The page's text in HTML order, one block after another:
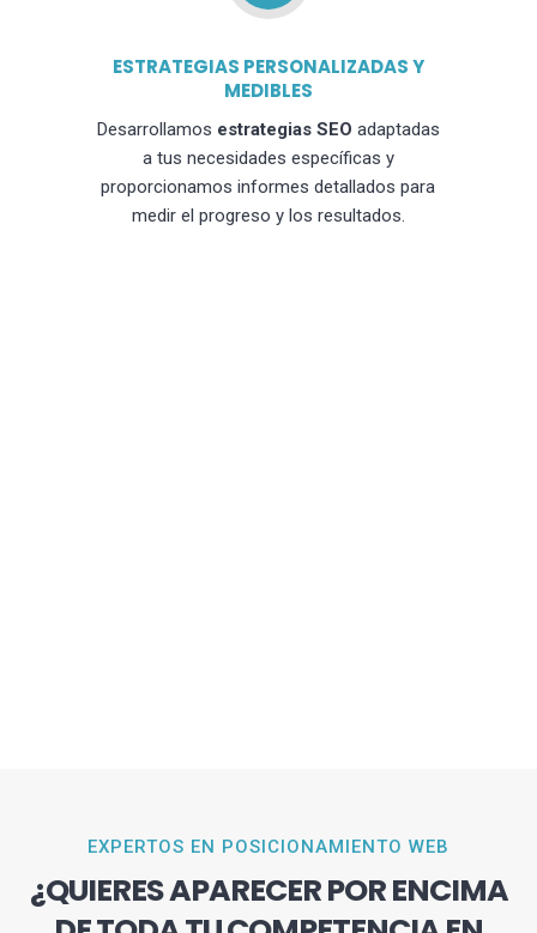
ESTRATEGIAS PERSONALIZADAS Y
MEDIBLES
Desarrollamos estrategias SEO adaptadas
a tus necesidades específicas y
proporcionamos informes detallados para
medir el progreso y los resultados.
EXPERTOS EN POSICIONAMIENTO WEB
¿QUIERES APARECER POR ENCIMA